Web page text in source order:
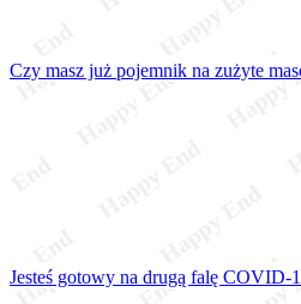
Czy masz już pojemnik na zużyte
Jesteś gotowy na drugą falę COVID-